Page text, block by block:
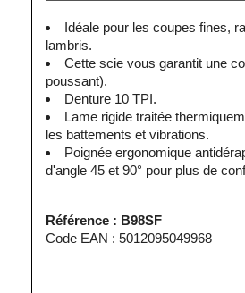
Idéale pour les coupes fines,
lambris.
Cette scie vous garantit une
poussant).
Denture 10 TPI.
Lame rigide traitée
les battements et vibrations.
Poignée ergonomique
d'angle 45 et 90° pour plus de
Référence : B98SF
Code EAN : 5012095049968